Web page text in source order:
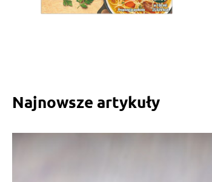
Najnowsze artykuły